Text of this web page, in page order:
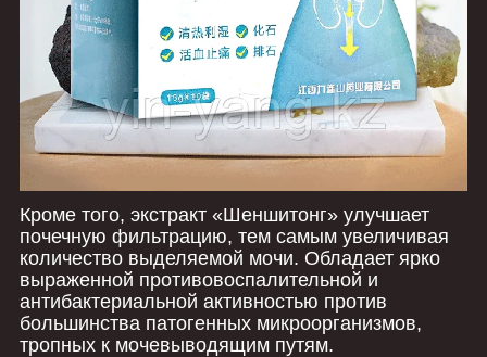
Кроме того, экстракт «Шеншитонг» улучшает
почечную фильтрацию, тем самым увеличивая
количество выделяемой мочи. Обладает ярко
выраженной противовоспалительной и
антибактериальной активностью против
большинства патогенных микроорганизмов,
тропных к мочевыводящим путям.